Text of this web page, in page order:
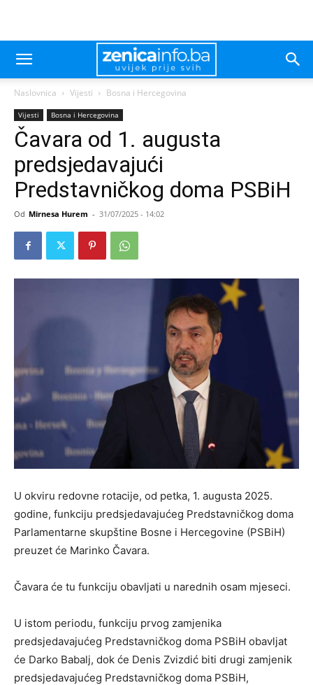
Naslovnica Vijesti Bosna i Hercegovina
Vijesti Bosna i Hercegovina
Čavara od 1. augusta
predsjedavajući
Predstavničkog doma PSBiH
Od Mirnesa Hurem - 31/07/2025 - 14:02
U okviru redovne rotacije, od petka, 1. augusta 2025.
godine, funkciju predsjedavajućeg Predstavničkog doma
Parlamentarne skupštine Bosne i Hercegovine (PSBiH)
preuzet će Marinko Čavara.
Čavara će tu funkciju obavljati u narednih osam mjeseci.
U istom periodu, funkciju prvog zamjenika
predsjedavajućeg Predstavničkog doma PSBiH obavljat
će Darko Babalj, dok će Denis Zvizdić biti drugi zamjenik
predsjedavajućeg Predstavničkog doma PSBiH,